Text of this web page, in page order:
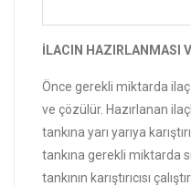
İLACIN HAZIRLANMASI
Önce gerekli miktarda ilaç
ve çözülür. Hazırlanan
tankına yarı yarıya
tankına gerekli miktarda
tankının karıştırıcısı